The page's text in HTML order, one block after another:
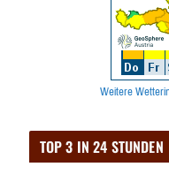
Weitere
TOP 3 IN 24 STUNDEN